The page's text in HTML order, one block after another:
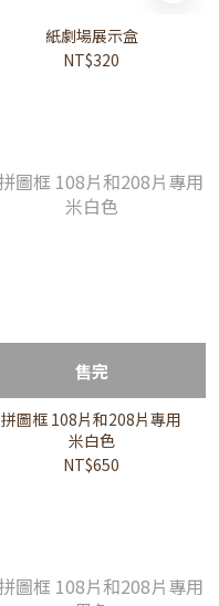
紙劇場展示盒
NT$320
售完
拼圖框 108片和208片專用
米白色
NT$650